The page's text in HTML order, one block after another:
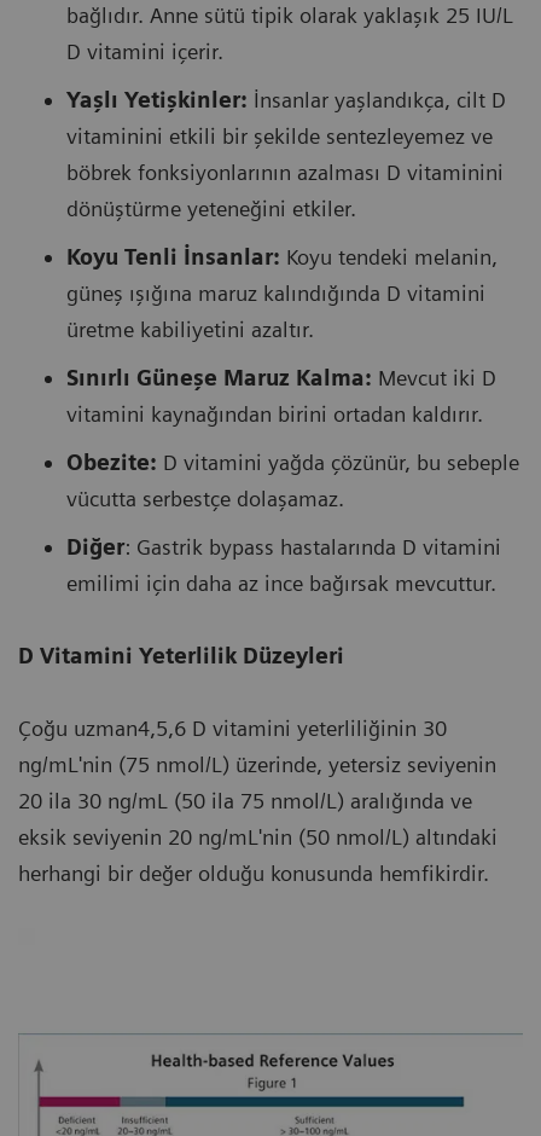
bağlıdır. Anne sütü tipik olarak yaklaşık 25 IU/L
D vitamini içerir.
Yaşlı Yetişkinler: İnsanlar yaşlandıkça, cilt D
vitaminini etkili bir şekilde sentezleyemez ve
böbrek fonksiyonlarının azalması D vitaminini
dönüştürme yeteneğini etkiler.
Koyu Tenli İnsanlar: Koyu tendeki melanin,
güneş ışığına maruz kalındığında D vitamini
üretme kabiliyetini azaltır.
Sınırlı Güneşe Maruz Kalma: Mevcut iki D
vitamini kaynağından birini ortadan kaldırır.
Obezite: D vitamini yağda çözünür, bu sebeple
vücutta serbestçe dolaşamaz.
Diğer: Gastrik bypass hastalarında D vitamini
emilimi için daha az ince bağırsak mevcuttur.
D Vitamini Yeterlilik Düzeyleri
Çoğu uzman4,5,6 D vitamini yeterliliğinin 30
ng/mL'nin (75 nmol/L) üzerinde, yetersiz seviyenin
20 ila 30 ng/mL (50 ila 75 nmol/L) aralığında ve
eksik seviyenin 20 ng/mL'nin (50 nmol/L) altındaki
herhangi bir değer olduğu konusunda hemfikirdir.